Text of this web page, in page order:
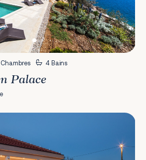
4 Bains
Palace